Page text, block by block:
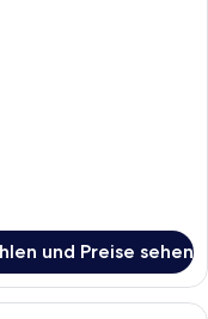
und Preise sehen
mit Bett,